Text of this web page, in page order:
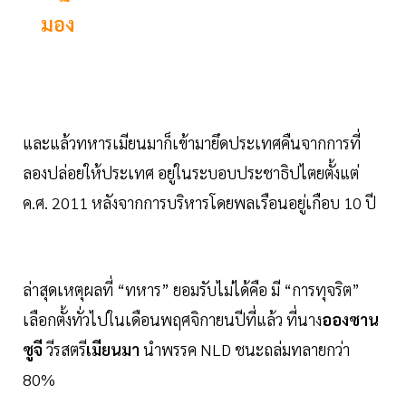
มอง
และแล้วทหารเมียนมาก็เข้ามายึดประเทศคืนจากการที่
ลองปล่อยให้ประเทศ อยู่ในระบอบประชาธิปไตยตั้งแต่
ค.ศ. 2011 หลังจากการบริหารโดยพลเรือนอยู่เกือบ 10 ปี
ล่าสุดเหตุผลที่ “ทหาร” ยอมรับไม่ได้คือ มี “การทุจริต”
เลือกตั้งทั่วไปในเดือนพฤศจิกายนปีที่แล้ว ที่นางอองซาน
ซูจี วีรสตรีเมียนมา นำพรรค NLD ชนะถล่มทลายกว่า
80%